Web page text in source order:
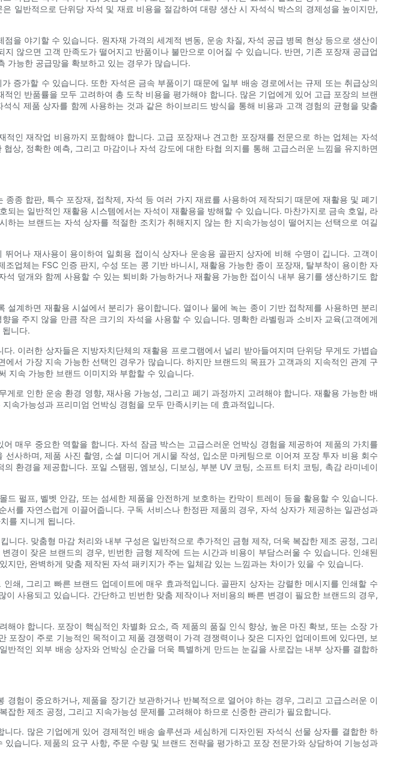
일반적으로 단위당 자석 및 재료 비용을 절감하여 대량 생산 시 자석식 박스의 경제성을 높이지만,
을 야기할 수 있습니다. 원자재 가격의 세계적 변동, 운송 차질, 자석 공급 병목 현상 등으로 생산이
않으면 고객 만족도가 떨어지고 반품이나 불만으로 이어질 수 있습니다. 반면, 기존 포장재 공급업
가능한 공급망을 확보하고 있는 경우가 많습니다.
증가할 수 있습니다. 또한 자석은 금속 부품이기 때문에 일부 배송 경로에서는 규제 또는 취급상의
인 반품률을 모두 고려하여 총 도착 비용을 평가해야 합니다. 많은 기업에게 있어 고급 포장의 브랜
식 제품 상자를 함께 사용하는 것과 같은 하이브리드 방식을 통해 비용과 고객 경험의 균형을 맞출
인 재작업 비용까지 포함해야 합니다. 고급 포장재나 견고한 포장재를 전문으로 하는 업체는 자석
상, 정확한 예측, 그리고 마감이나 자석 강도에 대한 타협 의지를 통해 고급스러운 느낌을 유지하면
종 합판, 특수 포장재, 접착제, 자석 등 여러 가지 재료를 사용하여 제작되기 때문에 재활용 및 폐기
는 일반적인 재활용 시스템에서는 자석이 재활용을 방해할 수 있습니다. 마찬가지로 금속 호일, 라
는 브랜드는 자석 상자를 적절한 조치가 취해지지 않는 한 지속가능성이 떨어지는 선택으로 여길
어나 재사용이 용이하여 일회용 접이식 상자나 운송용 골판지 상자에 비해 수명이 깁니다. 고객이
업체는 FSC 인증 판지, 수성 또는 콩 기반 바니시, 재활용 가능한 종이 포장재, 탈부착이 용이한 자
덮개와 함께 사용할 수 있는 퇴비화 가능하거나 재활용 가능한 접이식 내부 용기를 생산하기도 합
계하면 재활용 시설에서 분리가 용이합니다. 열이나 물에 녹는 종이 기반 접착제를 사용하면 분리
주지 않을 만큼 작은 크기의 자석을 사용할 수 있습니다. 명확한 라벨링과 소비자 교육(고객에게
니다.
. 이러한 상자들은 지방자치단체의 재활용 프로그램에서 널리 받아들여지며 단위당 무게도 가볍습
서 가장 지속 가능한 선택인 경우가 많습니다. 하지만 브랜드의 목표가 고객과의 지속적인 관계 구
지속 가능한 브랜드 이미지와 부합할 수 있습니다.
로 인한 운송 환경 영향, 재사용 가능성, 그리고 폐기 과정까지 고려해야 합니다. 재활용 가능한 배
속가능성과 프리미엄 언박싱 경험을 모두 만족시키는 데 효과적입니다.
매우 중요한 역할을 합니다. 자석 잠금 박스는 고급스러운 언박싱 경험을 제공하여 제품의 가치를
사하며, 제품 사진 촬영, 소셜 미디어 게시물 작성, 입소문 마케팅으로 이어져 포장 투자 비용 회수
환경을 제공합니다. 포일 스탬핑, 엠보싱, 디보싱, 부분 UV 코팅, 소프트 터치 코팅, 촉감 라미네이
펄프, 벨벳 안감, 또는 섬세한 제품을 안전하게 보호하는 칸막이 트레이 등을 활용할 수 있습니다.
를 자연스럽게 이끌어줍니다. 구독 서비스나 한정판 제품의 경우, 자석 상자가 제공하는 일관성과
를 지니게 됩니다.
다. 맞춤형 마감 처리와 내부 구성은 일반적으로 추가적인 금형 제작, 더욱 복잡한 제조 공정, 그리
이 잦은 브랜드의 경우, 빈번한 금형 제작에 드는 시간과 비용이 부담스러울 수 있습니다. 인쇄된
만, 완벽하게 맞춤 제작된 자석 패키지가 주는 일체감 있는 느낌과는 차이가 있을 수 있습니다.
쇄, 그리고 빠른 브랜드 업데이트에 매우 효과적입니다. 골판지 상자는 강렬한 메시지를 인쇄할 수
사용되고 있습니다. 간단하고 빈번한 맞춤 제작이나 저비용의 빠른 변경이 필요한 브랜드의 경우,
야 합니다. 포장이 핵심적인 차별화 요소, 즉 제품의 품질 인식 향상, 높은 마진 확보, 또는 소장 가
장이 주로 기능적인 목적이고 제품 경쟁력이 가격 경쟁력이나 잦은 디자인 업데이트에 있다면, 보
적인 외부 배송 상자와 언박싱 순간을 더욱 특별하게 만드는 눈길을 사로잡는 내부 상자를 결합하
험이 중요하거나, 제품을 장기간 보관하거나 반복적으로 열어야 하는 경우, 그리고 고급스러운 이
한 제조 공정, 그리고 지속가능성 문제를 고려해야 하므로 신중한 관리가 필요합니다.
다. 많은 기업에게 있어 경제적인 배송 솔루션과 세심하게 디자인된 자석식 선물 상자를 결합한 하
습니다. 제품의 요구 사항, 주문 수량 및 브랜드 전략을 평가하고 포장 전문가와 상담하여 기능성과